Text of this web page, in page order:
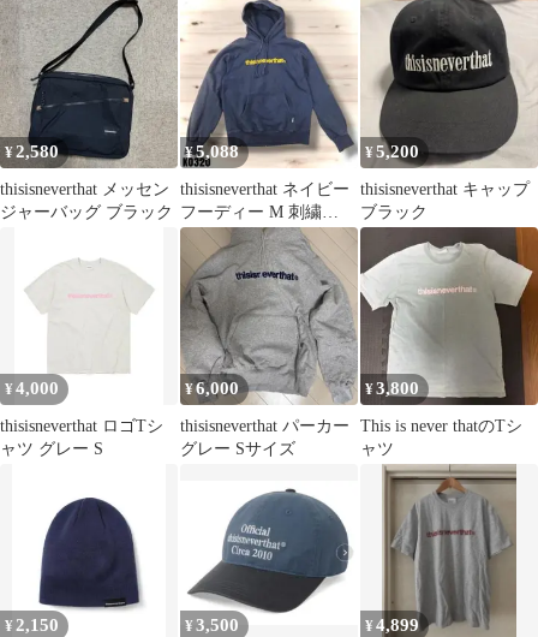
¥2,580
thisisneverthat メッセン
ジャーバッグ ブラック
¥5,088
thisisneverthat ネイビー
フーディー M 刺繍
K0320
¥5,200
thisisneverthat キャップ
ブラック
¥4,000
thisisneverthat ロゴTシ
ャツ グレー S
¥6,000
thisisneverthat パーカー
グレー Sサイズ
¥3,800
This is never thatのTシ
ャツ
¥ 2,150 ¥3,500 ¥4,899